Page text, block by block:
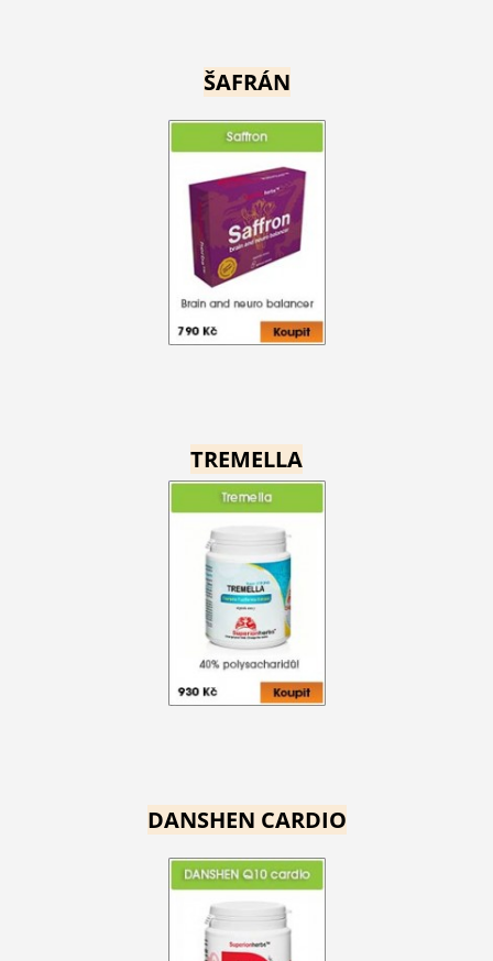
ŠAFRÁN
TREMELLA
DANSHEN CARDIO